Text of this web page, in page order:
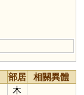
部居
相關異體
木